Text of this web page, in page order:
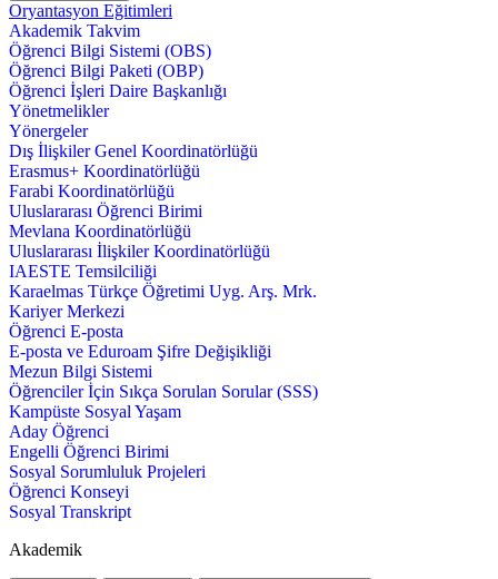
Oryantasyon Eğitimleri
Akademik Takvim
Öğrenci Bilgi Sistemi (OBS)
Öğrenci Bilgi Paketi (OBP)
Öğrenci İşleri Daire Başkanlığı
Yönetmelikler
Yönergeler
Dış İlişkiler Genel Koordinatörlüğü
Erasmus+ Koordinatörlüğü
Farabi Koordinatörlüğü
Uluslararası Öğrenci Birimi
Mevlana Koordinatörlüğü
Uluslararası İlişkiler Koordinatörlüğü
IAESTE Temsilciliği
Karaelmas Türkçe Öğretimi Uyg. Arş. Mrk.
Kariyer Merkezi
Öğrenci E-posta
E-posta ve Eduroam Şifre Değişikliği
Mezun Bilgi Sistemi
Öğrenciler İçin Sıkça Sorulan Sorular (SSS)
Kampüste Sosyal Yaşam
Aday Öğrenci
Engelli Öğrenci Birimi
Sosyal Sorumluluk Projeleri
Öğrenci Konseyi
Sosyal Transkript
Akademik